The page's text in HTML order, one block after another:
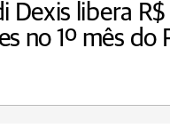
Dexis libera
no 1º mês do